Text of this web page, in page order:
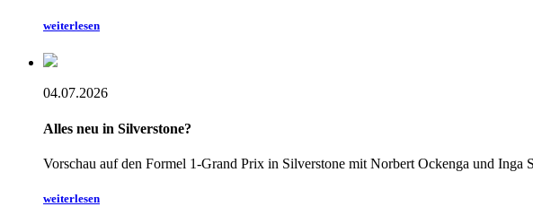
weiterlesen
04.07.2026
Alles neu in Silverstone?
Vorschau auf den Formel 1-Grand Prix in Silverstone mit Norbert Ockenga und Inga
weiterlesen